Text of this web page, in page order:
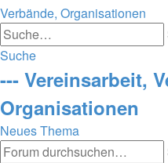
Verbände, Organisationen
Suche
--- Vereinsarbeit,
Organisationen
Neues Thema